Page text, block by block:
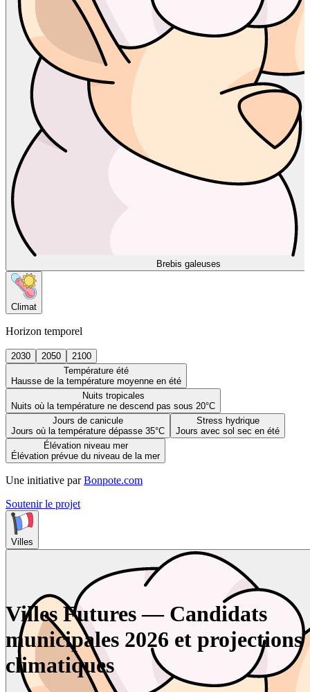
Brebis galeuses
Climat
Horizon temporel
2030 2050
2100
Température été
Hausse de la température moyenne en été
Nuits tropicales
Nuits où la température ne descend pas sous 20°C
Jours de canicule
Jours où la température dépasse 35°C
Stress hydrique
Jours avec sol sec en été
Élévation niveau mer
Élévation prévue du niveau de la mer
Une initiative par Bonpote.com
Soutenir le projet
Villes
Villes Futures — Candidats
municipales 2026 et projections
climatiques